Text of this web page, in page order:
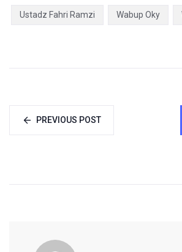
Ustadz Fahri Ramzi Wabup Oky
PREVIOUS POST